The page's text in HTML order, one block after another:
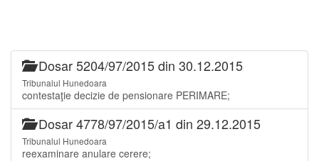
Dosar 5204/97/2015 din 30.12.2015
Tribunalul Hunedoara
contestaţie decizie de pensionare PERIMARE;
Dosar 4778/97/2015/a1 din 29.12.2015
Tribunalul Hunedoara
reexaminare anulare cerere;